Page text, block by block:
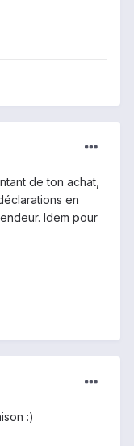
de ton achat,
en
Idem pour
:)